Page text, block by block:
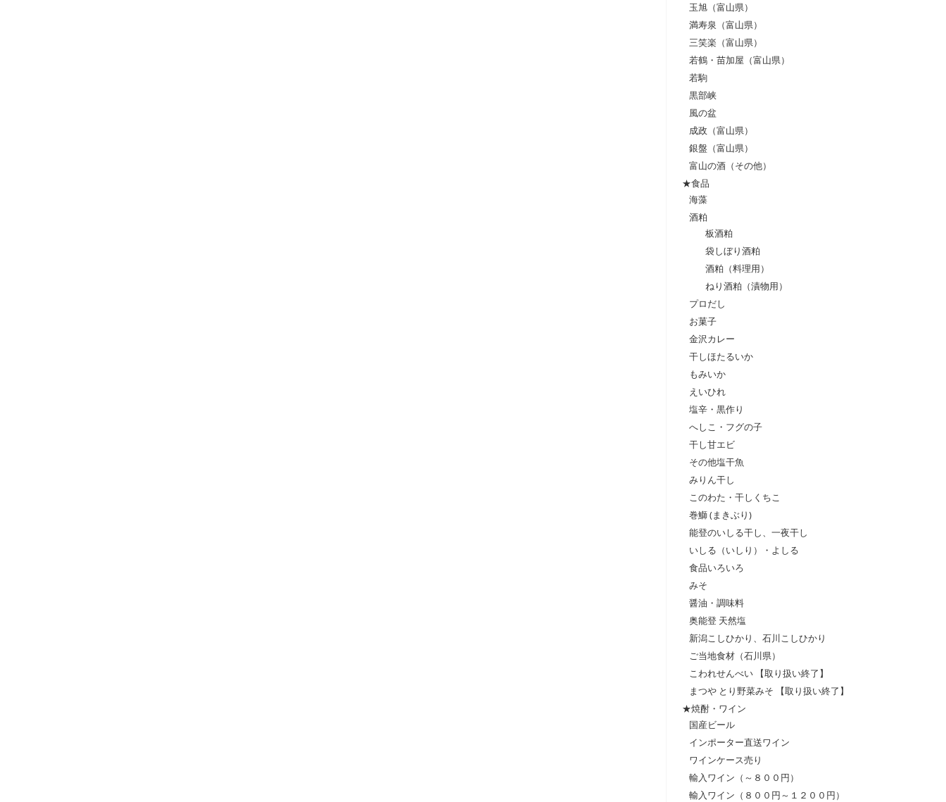
玉旭（富山県）
満寿泉（富山県）
三笑楽（富山県）
若鶴・苗加屋（富山県）
若駒
黒部峡
風の盆
成政（富山県）
銀盤（富山県）
富山の酒（その他）
★食品
海藻
酒粕
板酒粕
袋しぼり酒粕
酒粕（料理用）
ねり酒粕（漬物用）
プロだし
お菓子
金沢カレー
干しほたるいか
もみいか
えいひれ
塩辛・黒作り
へしこ・フグの子
干し甘エビ
その他塩干魚
みりん干し
このわた・干しくちこ
巻鰤 (まきぶり)
能登のいしる干し、一夜干し
いしる（いしり）・よしる
食品いろいろ
みそ
醤油・調味料
奥能登 天然塩
新潟こしひかり、石川こしひかり
ご当地食材（石川県）
こわれせんべい 【取り扱い終了】
まつや とり野菜みそ 【取り扱い終了】
★焼酎・ワイン
国産ビール
インポーター直送ワイン
ワインケース売り
輸入ワイン（～８００円）
輸入ワイン（８００円～１２００円）